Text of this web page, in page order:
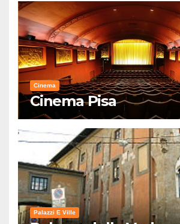
Cinema
Cinema Pisa
Palazzi E Ville